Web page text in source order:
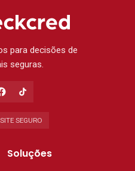
para decisões de
seguras.
SITE SEGURO
Soluções